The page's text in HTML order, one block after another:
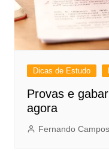
Dicas de Estudo
Provas e
agora
Fernando Campos